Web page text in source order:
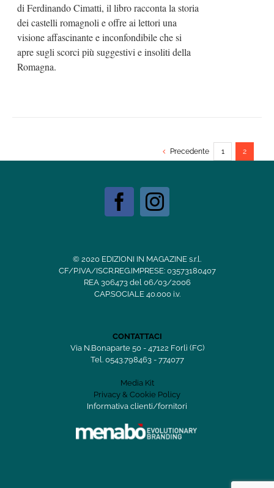
di Ferdinando Cimatti, il libro racconta la storia
dei castelli romagnoli e offre ai lettori una
visione affascinante e inconfondibile che si
apre sugli scorci più suggestivi e insoliti della
Romagna.
Precedente 1 2
© 2020 EDIZIONI IN MAGAZINE s.r.l.
CF/P.IVA/ISCR.REG.IMPRESE: 03573180407
REA 306473 del 06/03/2006
CAP.SOCIALE 40.000 i.v.
CONTATTACI
Via N.Bonaparte 50 - 47122 Forlì (FC)
Tel. 0543.798463 - 774077
Media Kit
Privacy & Cookie Policy
Informativa clienti/fornitori